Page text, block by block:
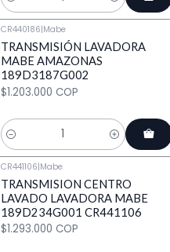
Cantidad
CR440186|Mabe
TRANSMISIÓN LAVADORA
MABE AMAZONAS
189D3187G002
$1.203.000 COP
Cantidad
CR441106|Mabe
TRANSMISION CENTRO
LAVADO LAVADORA MABE
189D234G001 CR441106
$1.293.000 COP